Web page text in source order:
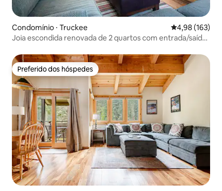
Condomínio ⋅ Truckee 4,98 de uma
4,98 (163)
Joia escondida renovada de 2 quartos com entrada/saída
Preferido dos hóspedes
Preferido dos hóspedes